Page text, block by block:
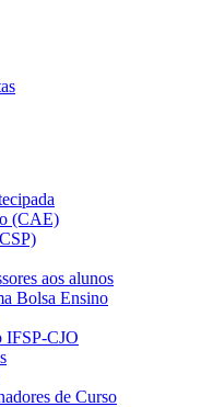
(CAE)
aos alunos
Bolsa Ensino
IFSP-CJO
de Curso